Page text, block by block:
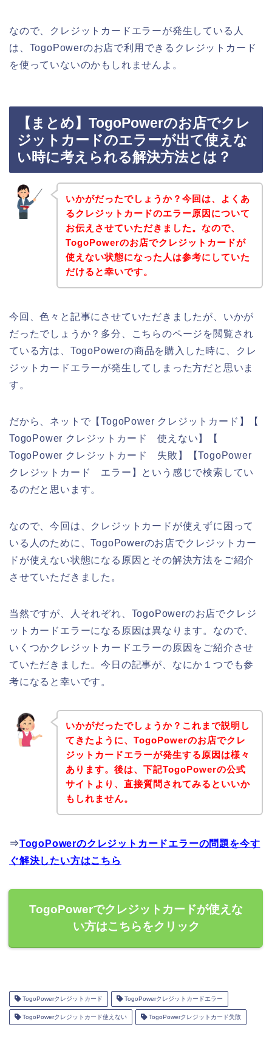
なので、クレジットカードエラーが発生している人
は、TogoPowerのお店で利用できるクレジットカード
を使っていないのかもしれませんよ。
【まとめ】TogoPowerのお店でクレ
ジットカードのエラーが出て使えな
い時に考えられる解決方法とは？
いかがだったでしょうか？今回は、よくあ
るクレジットカードのエラー原因について
お伝えさせていただきました。なので、
TogoPowerのお店でクレジットカードが
使えない状態になった人は参考にしていた
だけると幸いです。
今回、色々と記事にさせていただきましたが、いかが
だったでしょうか？多分、こちらのページを閲覧され
ている方は、TogoPowerの商品を購入した時に、クレ
ジットカードエラーが発生してしまった方だと思いま
す。
だから、ネットで【TogoPower クレジットカード】【
TogoPower クレジットカード 使えない】【
TogoPower クレジットカード 失敗】【TogoPower
クレジットカード エラー】という感じで検索してい
るのだと思います。
なので、今回は、クレジットカードが使えずに困って
いる人のために、TogoPowerのお店でクレジットカー
ドが使えない状態になる原因とその解決方法をご紹介
させていただきました。
当然ですが、人それぞれ、TogoPowerのお店でクレジ
ットカードエラーになる原因は異なります。なので、
いくつかクレジットカードエラーの原因をご紹介させ
ていただきました。今日の記事が、なにか１つでも参
考になると幸いです。
いかがだったでしょうか？これまで説明し
てきたように、TogoPowerのお店でクレ
ジットカードエラーが発生する原因は様々
あります。後は、下記TogoPowerの公式
サイトより、直接質問されてみるといいか
もしれません。
⇒TogoPowerのクレジットカードエラーの問題を今す
ぐ解決したい方はこちら
TogoPowerでクレジットカードが使えな
い方はこちらをクリック
TogoPowerクレジットカード TogoPowerクレジットカードエラー
TogoPowerクレジットカード使えない TogoPowerクレジットカード失敗